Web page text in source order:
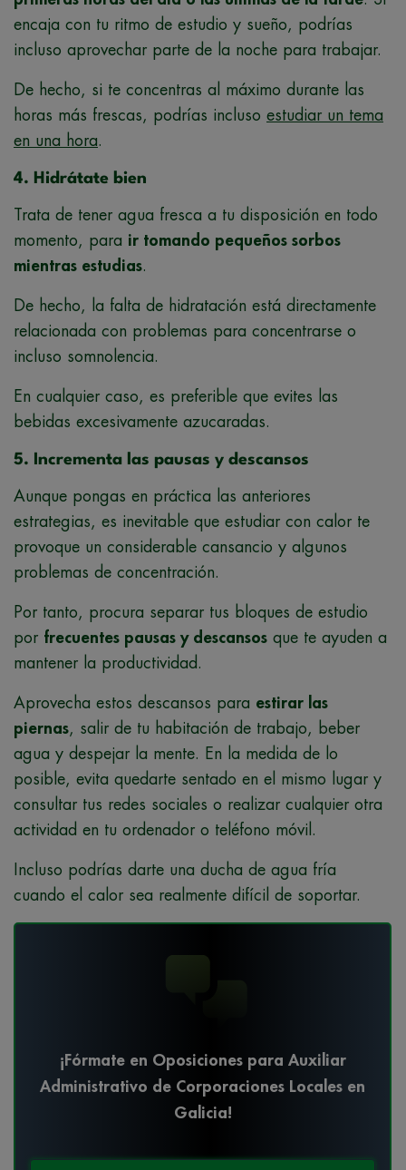
encaja con tu ritmo de estudio y sueño, podrías
incluso aprovechar parte de la noche para trabajar.
De hecho, si te concentras al máximo durante las
horas más frescas, podrías incluso estudiar un tema
en una hora.
4. Hidrátate bien
Trata de tener agua fresca a tu disposición en todo
momento, para ir tomando pequeños sorbos
mientras estudias.
De hecho, la falta de hidratación está directamente
relacionada con problemas para concentrarse o
incluso somnolencia.
En cualquier caso, es preferible que evites las
bebidas excesivamente azucaradas.
5. Incrementa las pausas y descansos
Aunque pongas en práctica las anteriores
estrategias, es inevitable que estudiar con calor te
provoque un considerable cansancio y algunos
problemas de concentración.
Por tanto, procura separar tus bloques de estudio
por frecuentes pausas y descansos que te ayuden a
mantener la productividad.
Aprovecha estos descansos para estirar las
piernas, salir de tu habitación de trabajo, beber
agua y despejar la mente. En la medida de lo
posible, evita quedarte sentado en el mismo lugar y
consultar tus redes sociales o realizar cualquier otra
actividad en tu ordenador o teléfono móvil.
Incluso podrías darte una ducha de agua fría
cuando el calor sea realmente difícil de soportar.
¡Fórmate en Oposiciones para Auxiliar
Administrativo de Corporaciones Locales en
Galicia!